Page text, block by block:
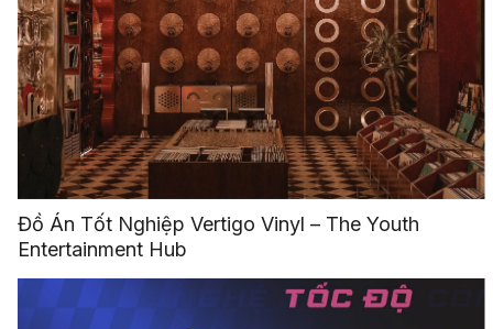
Đồ Án Tốt Nghiệp Vertigo Vinyl – The Youth
Entertainment Hub